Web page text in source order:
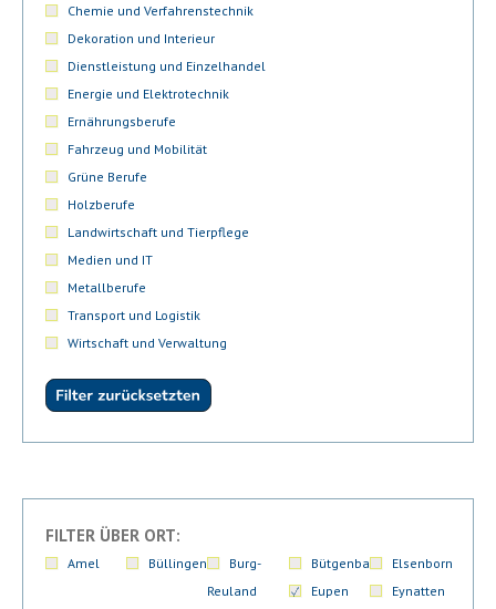
Chemie und Verfahrenstechnik
Dekoration und Interieur
Dienstleistung und Einzelhandel
Energie und Elektrotechnik
Ernährungsberufe
Fahrzeug und Mobilität
Grüne Berufe
Holzberufe
Landwirtschaft und Tierpflege
Medien und IT
Metallberufe
Transport und Logistik
Wirtschaft und Verwaltung
FILTER ÜBER ORT:
Amel Büllingen
Burg-
Reuland
Bütgenbach
Elsenborn
Eupen
Eynatten